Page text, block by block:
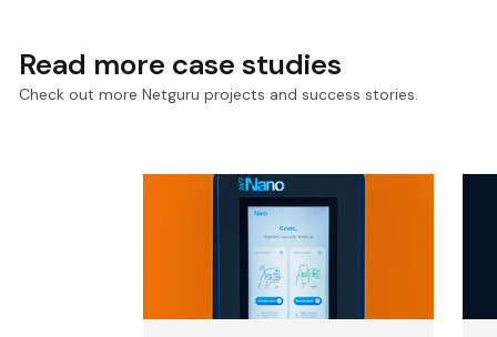
Read more case studies
Check out more Netguru projects and success stories.
Architektura Systemu dla
Sklepów Autonomicznych